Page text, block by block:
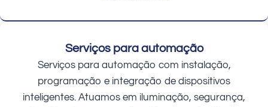
Serviços para automação
Serviços para automação com instalação,
programação e integração de dispositivos
inteligentes. Atuamos em iluminação, segurança,